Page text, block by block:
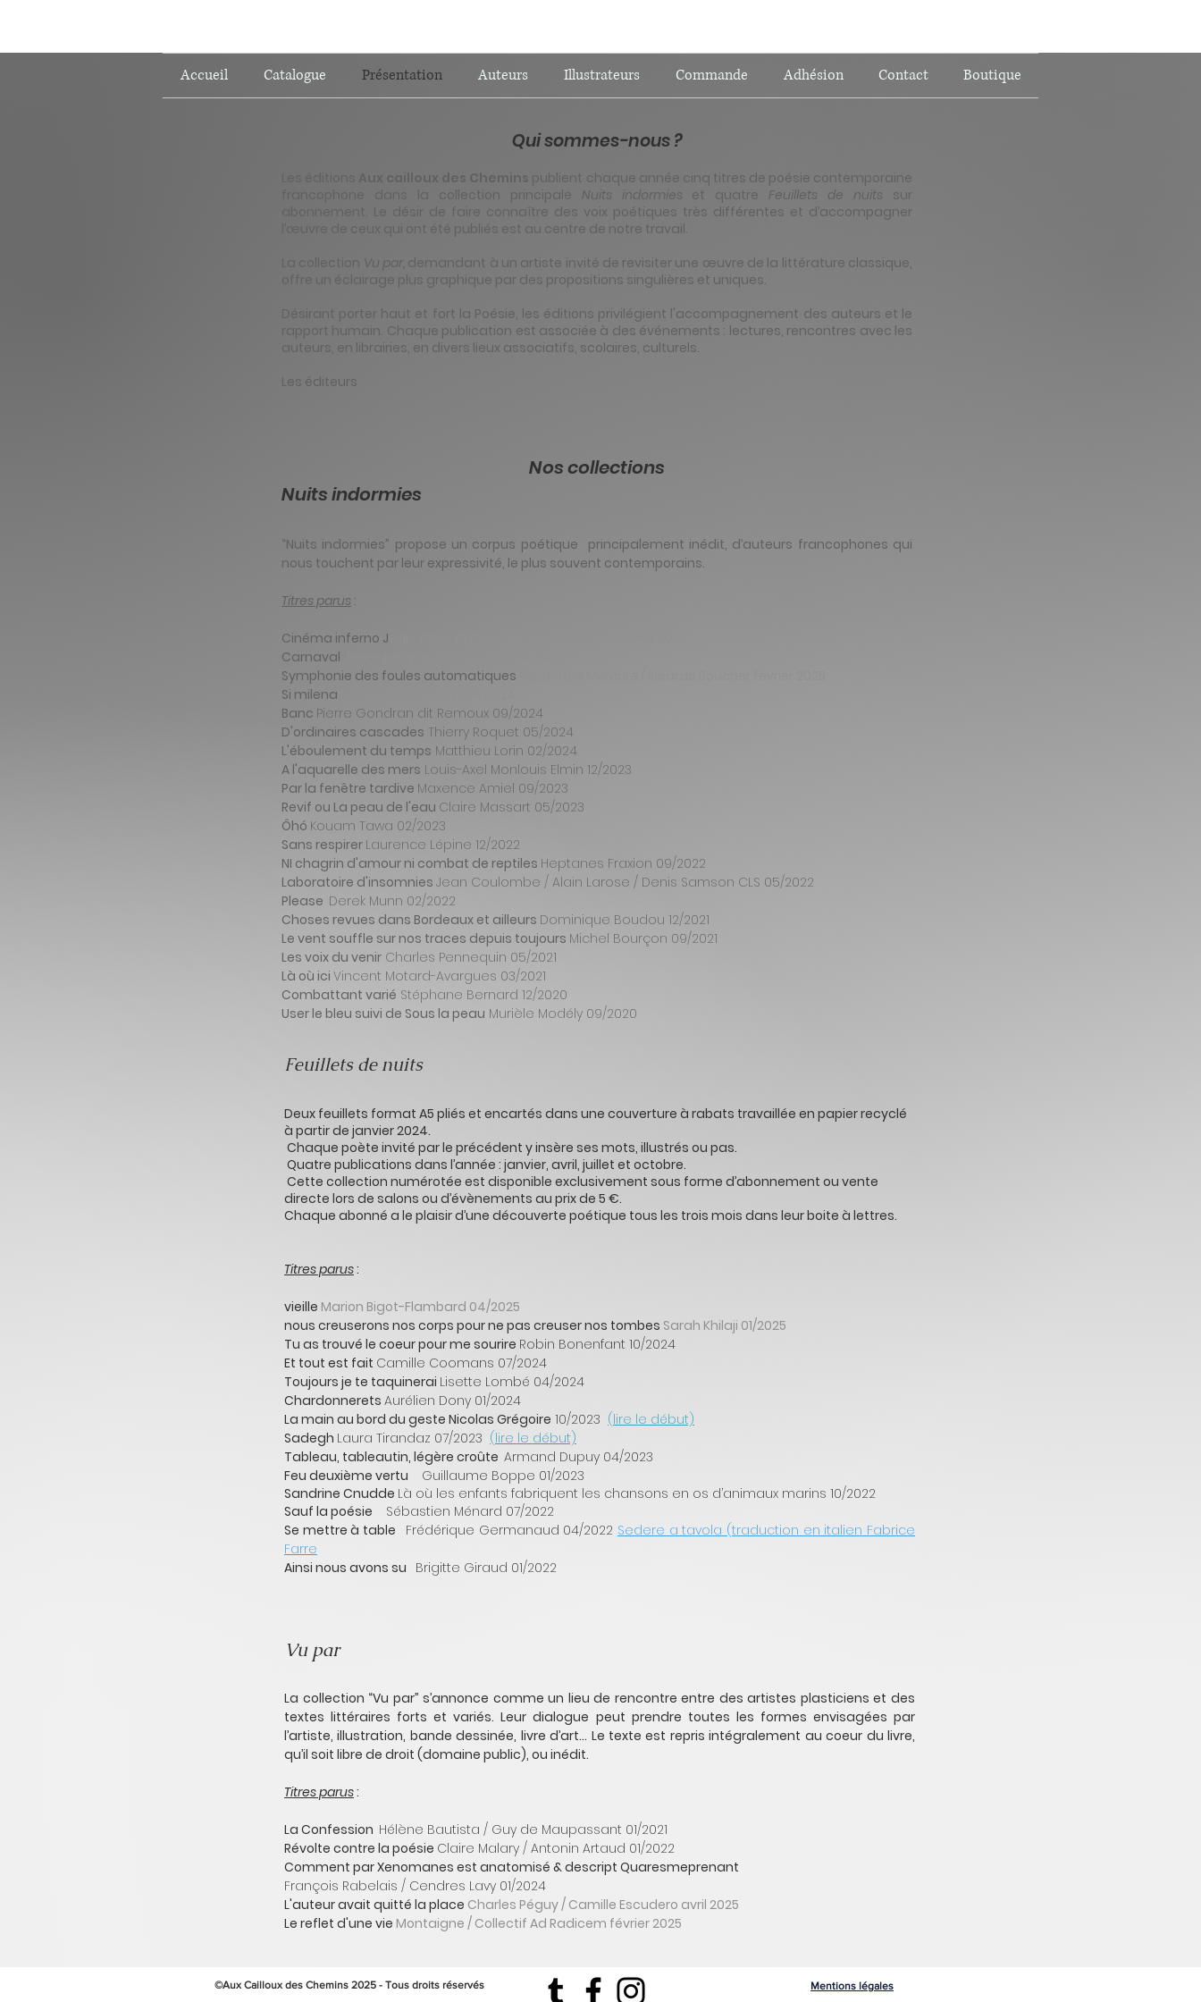
Accueil Catalogue Présentation Auteurs Illustrateurs Commande Adhésion Contact Boutique
Qui sommes-nous ?
Aux cailloux des Chemins publient chaque année cinq titres de poésie contemporaine
francophone dans la collection principale Nuits indormies et quatre Feuillets de nuits sur
abonnement. Le désir de faire connaître des voix poétiques très différentes et d’accompagner
l’œuvre de ceux qui ont été publiés est au centre de notre travail.
La collection Vu par, demandant à un artiste invité de revisiter une œuvre de la littérature classique,
offre un éclairage plus graphique par des propositions singulières et uniques.
Désirant porter haut et fort la Poésie, les éditions privilégient l'accompagnement des auteurs et le
rapport humain. Chaque publication est associée à des événements : lectures, rencontres avec les
auteurs, en librairies, en divers lieux associatifs, scolaires, culturels.
Les éditeurs
Nos collections
Nuits indormies
“Nuits indormies” propose un corpus poétique principalement inédit, d’auteurs francophones qui
nous touchent par leur expressivité, le plus souvent contemporains.
Titres parus :
Cinéma inferno J
Carnaval
Symphonie des foules automatiques
​Si milena
Banc Pierre Gondran dit Remoux 09/2024
D'ordinaires cascades Thierry Roquet 05/2024
L'éboulement du temps Matthieu Lorin 02/2024
A l'aquarelle des mers Louis-Axel Monlouis Elmin 12/2023
Par la fenêtre tardive Maxence Amiel 09/2023
Revif ou La peau de l'eau Claire Massart 05/2023
Ôhó Kouam Tawa 02/2023
Sans respirer Laurence Lépine 12/2022
NI chagrin d'amour ni combat de reptiles Heptanes Fraxion 09/2022
Laboratoire d'insomnies Jean Coulombe / Alain Larose / Denis Samson CLS 05/2022
Please Derek Munn 02/2022
Choses revues dans Bordeaux et ailleurs Dominique Boudou 12/2021
Le vent souffle sur nos traces depuis toujours Michel Bourçon 09/2021
Les voix du venir Charles Pennequin 05/2021
Là où ici Vincent Motard-Avargues 03/2021
Combattant varié Stéphane Bernard 12/2020
User le bleu suivi de Sous la peau Murièle Modély 09/2020
Feuillets de nuits
Deux feuillets format A5 pliés et encartés dans une couverture à rabats travaillée en papier recyclé
à partir de janvier 2024.
Chaque poète invité par le précédent y insère ses mots, illustrés ou pas.
Quatre publications dans l’année : janvier, avril, juillet et octobre.
Cette collection numérotée est disponible exclusivement sous forme d’abonnement ou vente
directe lors de salons ou d’évènements au prix de 5 €.
Chaque abonné a le plaisir d’une découverte poétique tous les trois mois dans leur boite à lettres.
Titres parus:
vieille Marion Bigot-Flambard 04/2025
nous creuserons nos corps pour ne pas creuser nos tombes Sarah Khilaji 01/2025
Tu as trouvé le coeur pour me sourire Robin Bonenfant 10/2024
Et tout est fait Camille Coomans 07/2024
Toujours je te taquinerai Lisette Lombé 04/2024
Chardonnerets Aurélien Dony 01/2024
La main au bord du geste Nicolas Grégoire 10/2023 (lire le début)
Sadegh Laura Tirandaz 07/2023 (lire le début)
Tableau, tableautin, légère croûte Armand Dupuy 04/2023
Feu deuxième vertu Guillaume Boppe 01/2023
Sandrine Cnudde Là où les enfants fabriquent les chansons en os d’animaux marins 10/2022
Sauf la poésie Sébastien Ménard 07/2022
Se mettre à table Frédérique Germanaud 04/2022 Sedere a tavola (traduction en italien Fabrice
Farre
Ainsi nous avons su Brigitte Giraud 01/2022
Vu par
La collection “Vu par” s’annonce comme un lieu de rencontre entre des artistes plasticiens et des
textes littéraires forts et variés. Leur dialogue peut prendre toutes les formes envisagées par
l’artiste, illustration, bande dessinée, livre d’art… Le texte est repris intégralement au coeur du livre,
qu’il soit libre de droit (domaine public), ou inédit.
Titres parus:
La Confession Hélène Bautista / Guy de Maupassant 01/2021
Révolte contre la poésie Claire Malary / Antonin Artaud 01/2022
Comment par Xenomanes est anatomisé & descript Quaresmeprenant
François Rabelais / Cendres Lavy 01/2024
L'auteur avait quitté la place Charles Péguy / Camille Escudero avril 2025
Le reflet d'une vie Montaigne / Collectif Ad Radicem février 2025
©Aux Cailloux des Chemins 2025 - Tous droits réservés Mentions légales